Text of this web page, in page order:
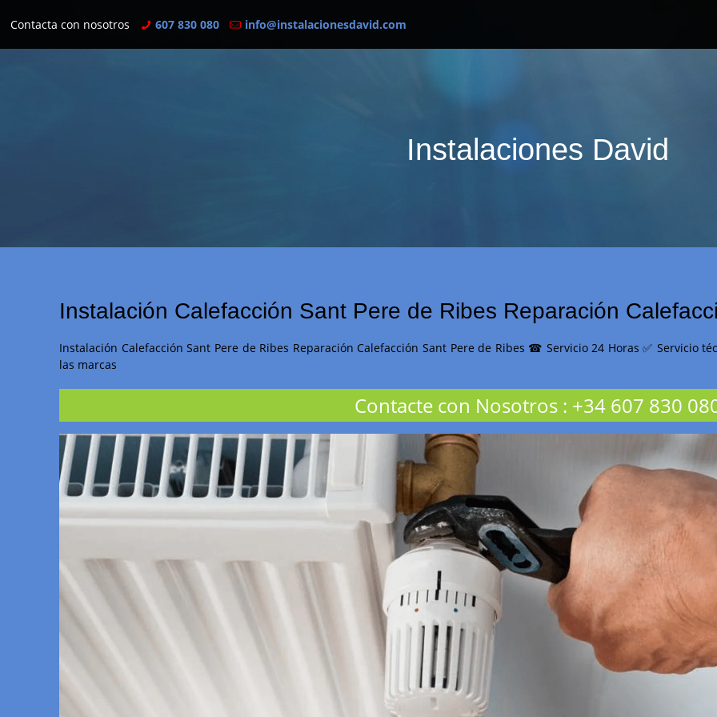
Contacta con nosotros 607 830 080 info@instalacionesdavid.com
Instalaciones David
Instalación Calefacción Sant Pere de Ribes Reparación
Instalación Calefacción Sant Pere de Ribes Reparación Calefacción Sant Pere de Ribes ☎ Servicio 24 Horas ✅ Servicio
las marcas
Contacte con Nosotros: +34 607 830